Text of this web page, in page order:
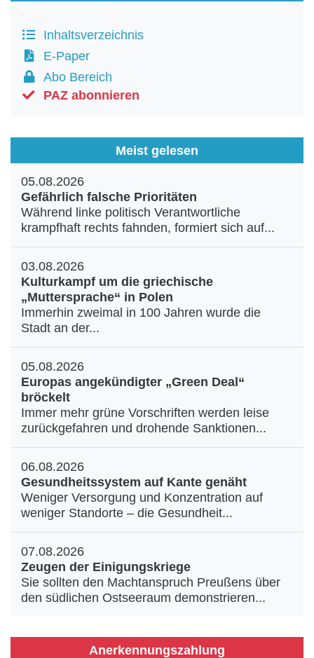
Inhaltsverzeichnis
E-Paper
Abo Bereich
PAZ abonnieren
Meist gelesen
05.08.2026
Gefährlich falsche Prioritäten
Während linke politisch Verantwortliche
krampfhaft rechts fahnden, formiert sich auf...
03.08.2026
Kulturkampf um die griechische
„Muttersprache“ in Polen
Immerhin zweimal in 100 Jahren wurde die
Stadt an der...
05.08.2026
Europas angekündigter „Green Deal“
bröckelt
Immer mehr grüne Vorschriften werden leise
zurückgefahren und drohende Sanktionen...
06.08.2026
Gesundheitssystem auf Kante genäht
Weniger Versorgung und Konzentration auf
weniger Standorte – die Gesundheit...
07.08.2026
Zeugen der Einigungskriege
Sie sollten den Machtanspruch Preußens über
den südlichen Ostseeraum demonstrieren...
Anerkennungszahlung